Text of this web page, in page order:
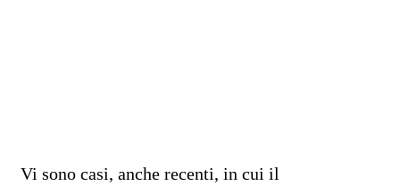
Vi sono casi, anche recenti, in cui il